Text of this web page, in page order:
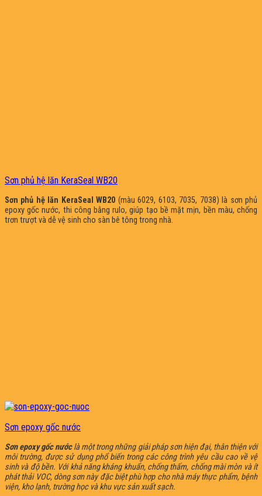
Sơn phủ hệ lăn KeraSeal WB20
Sơn phủ hệ lăn KeraSeal WB20 (màu 6029, 6103, 7035, 7038) là sơn phủ
epoxy gốc nước, thi công bằng rulo, giúp tạo bề mặt mịn, bền màu, chống
trơn trượt và dễ vệ sinh cho sàn bê tông trong nhà.
Sơn epoxy gốc nước
Sơn epoxy gốc nướclà một trong những giải pháp sơn hiện đại, thân thiện với
môi trường, được sử dụng phổ biến trong các công trình yêu cầu cao về vệ
sinh và độ bền. Với khả năng kháng khuẩn, chống thấm, chống mài mòn và ít
phát thải VOC, dòng sơn này đặc biệt phù hợp cho nhà máy thực phẩm, bệnh
viện, kho lạnh, trường học và khu vực sản xuất sạch.